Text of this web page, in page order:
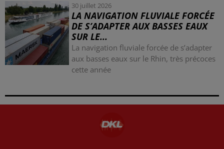
30 juillet 2026
LA NAVIGATION FLUVIALE FORCÉE
DE S’ADAPTER AUX BASSES EAUX
SUR LE...
La navigation fluviale forcée de s’adapter
aux basses eaux sur le Rhin, très précoces
cette année